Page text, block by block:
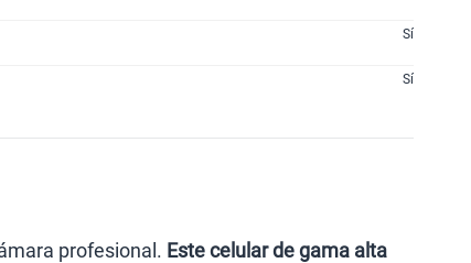
Sí
Sí
profesional. Este celular de gama alta